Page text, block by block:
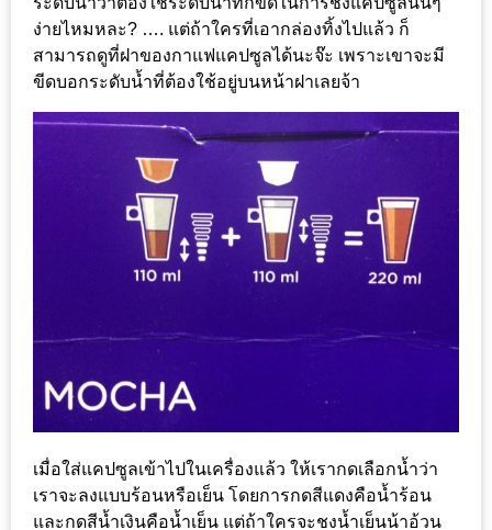
กับ
สมาชิก
ENEWS
น้า
ข้าว
อร่อย
ที่สุด?
แฟร์
เรื่อง
ง่ายไหมหละ? …. แต่ถ้าใครที่เอากล่องทิ้งไปแล้ว ก็
สามารถดูที่ฝาของกาแฟแคปซูลได้นะจ๊ะ เพราะเขาจะมี
ขีดบอกระดับน้ำที่ต้องใช้อยู่บนหน้าฝาเลยจ้า
เมื่อใส่แคปซูลเข้าไปในเครื่องแล้ว ให้เรากดเลือกน้ำว่า
เราจะลงแบบร้อนหรือเย็น โดยการกดสีแดงคือน้ำร้อน
และกดสีน้ำเงินคือน้ำเย็น แต่ถ้าใครจะชงน้ำเย็นน้าอ้วน